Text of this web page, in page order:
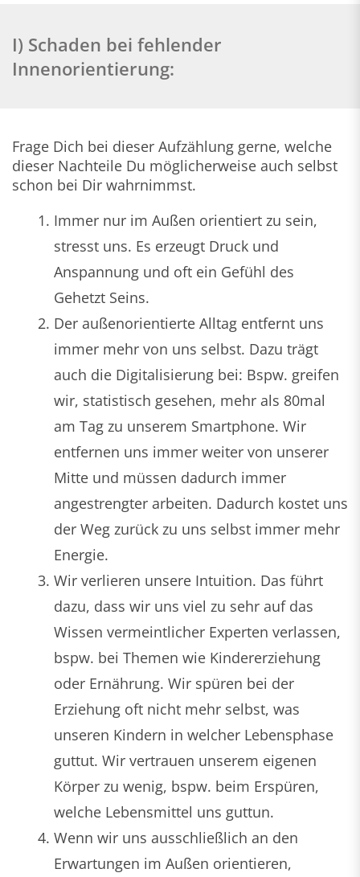
I) Schaden bei fehlender
Innenorientierung:
Frage Dich bei dieser Aufzählung gerne, welche
dieser Nachteile Du möglicherweise auch selbst
schon bei Dir wahrnimmst.
Immer nur im Außen orientiert zu sein,
stresst uns. Es erzeugt Druck und
Anspannung und oft ein Gefühl des
Gehetzt Seins.
Der außenorientierte Alltag entfernt uns
immer mehr von uns selbst. Dazu trägt
auch die Digitalisierung bei: Bspw. greifen
wir, statistisch gesehen, mehr als 80mal
am Tag zu unserem Smartphone. Wir
entfernen uns immer weiter von unserer
Mitte und müssen dadurch immer
angestrengter arbeiten. Dadurch kostet uns
der Weg zurück zu uns selbst immer mehr
Energie.
Wir verlieren unsere Intuition. Das führt
dazu, dass wir uns viel zu sehr auf das
Wissen vermeintlicher Experten verlassen,
bspw. bei Themen wie Kindererziehung
oder Ernährung. Wir spüren bei der
Erziehung oft nicht mehr selbst, was
unseren Kindern in welcher Lebensphase
guttut. Wir vertrauen unserem eigenen
Körper zu wenig, bspw. beim Erspüren,
welche Lebensmittel uns guttun.
Wenn wir uns ausschließlich an den
Erwartungen im Außen orientieren,